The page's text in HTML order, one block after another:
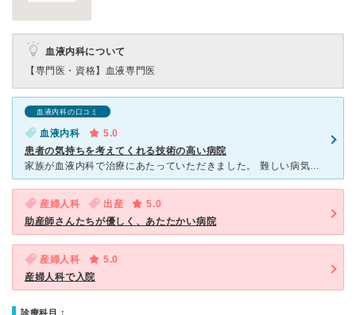
血液内科について
【専門医・資格】 血液専門医
血液内科の口コミ
血液内科
5.0
患者の気持ちを考えてくれる技術の高い病院
家族が血液内科で治療にあたっていただきました。 難しい病気で、他の病院では治療が困難という理由で断られてしまいましたが、ここの血液内科の先生が引き受けてくださり感謝しています。 先生は診察も説明も
産婦人科 出産
5.0
助産師さんたちが優しく、あたたかい病院
産婦人科
5.0
産婦人科で入院
診療科目：